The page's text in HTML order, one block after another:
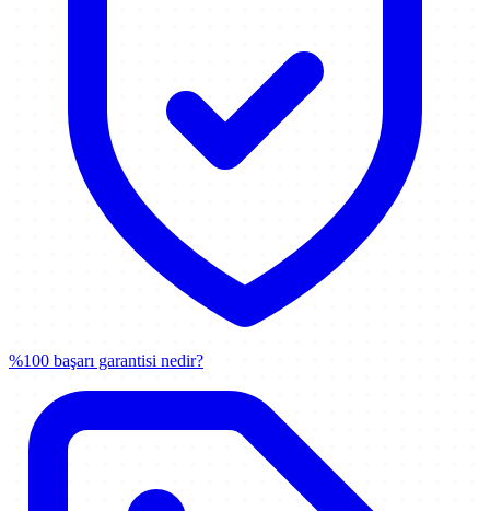
%100 başarı garantisi nedir?